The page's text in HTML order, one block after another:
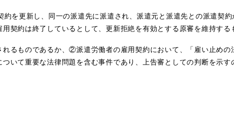
を更新し、同一の派遣先に派遣され、派遣元と派遣先との派遣契
契約は終了しているとして、更新拒絶を有効とする原審を維持する
るものであるか、②派遣労働者の雇用契約において、「雇い止めの
いて重要な法律問題を含む事件であり、上告審としての判断を示す